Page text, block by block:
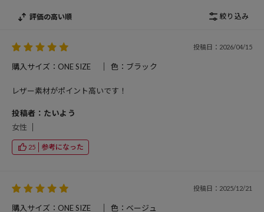
評価の高い順 絞り込み
投稿日：2026/04/15
購入サイズ：ONE SIZE 色：ブラック
レザー素材がポイント高いです！
投稿者：たいよう
女性
25 参考になった
投稿日：2025/12/21
購入サイズ：ONE SIZE 色：ベージュ